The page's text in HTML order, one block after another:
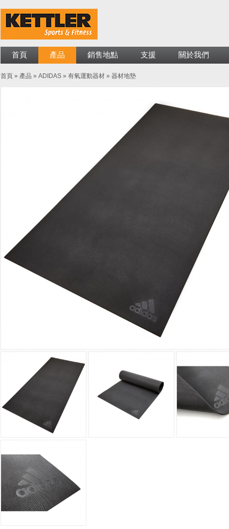
首頁 產品 銷售地點 支援 關於我們
首頁 » 產品 » ADIDAS » 有氧運動器材 » 器材地墊